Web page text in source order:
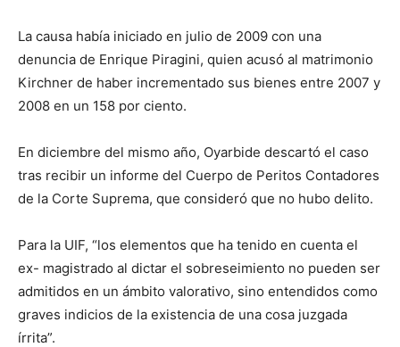
La causa había iniciado en julio de 2009 con una
denuncia de Enrique Piragini, quien acusó al matrimonio
Kirchner de haber incrementado sus bienes entre 2007 y
2008 en un 158 por ciento.
En diciembre del mismo año, Oyarbide descartó el caso
tras recibir un informe del Cuerpo de Peritos Contadores
de la Corte Suprema, que consideró que no hubo delito.
Para la UIF, “los elementos que ha tenido en cuenta el
ex- magistrado al dictar el sobreseimiento no pueden ser
admitidos en un ámbito valorativo, sino entendidos como
graves indicios de la existencia de una cosa juzgada
írrita”.